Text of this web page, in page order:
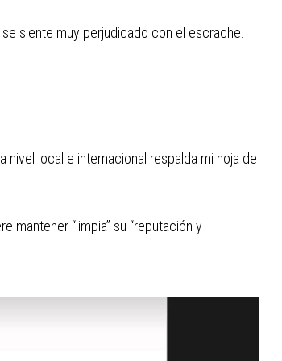
siente muy perjudicado con el escrache.
local e internacional respalda mi hoja de
mantener “limpia” su “reputación y